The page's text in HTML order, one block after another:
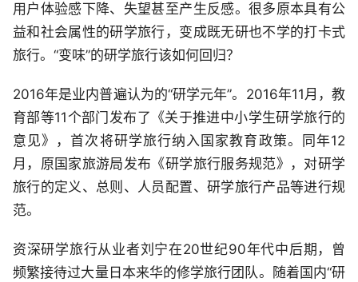
用户体验感下降、失望甚至产生反感。很多原本具有公
益和社会属性的研学旅行，变成既无研也不学的打卡式
旅行。“变味”的研学旅行该如何回归？
2016年是业内普遍认为的“研学元年”。2016年11月，教
育部等11个部门发布了《关于推进中小学生研学旅行的
意见》，首次将研学旅行纳入国家教育政策。同年12
月，原国家旅游局发布《研学旅行服务规范》，对研学
旅行的定义、总则、人员配置、研学旅行产品等进行规
范。
资深研学旅行从业者刘宁在20世纪90年代中后期，曾
频繁接待过大量日本来华的修学旅行团队。随着国内“研